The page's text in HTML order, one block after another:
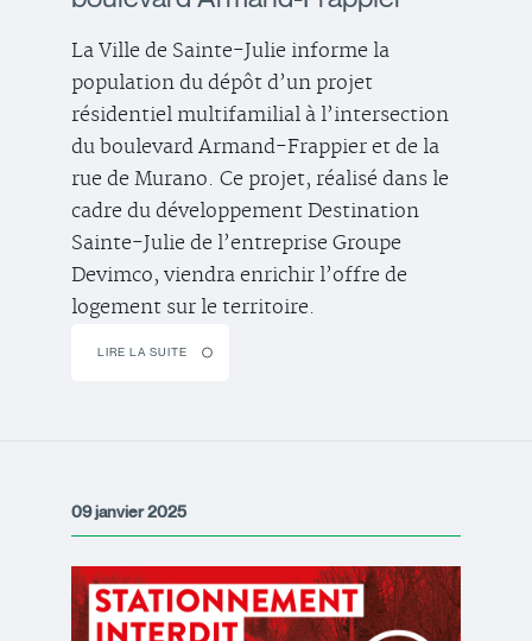
La Ville de Sainte-Julie informe la
population du dépôt d’un projet
résidentiel multifamilial à l’intersection
du boulevard Armand-Frappier et de la
rue de Murano. Ce projet, réalisé dans le
cadre du développement Destination
Sainte-Julie de l’entreprise Groupe
Devimco, viendra enrichir l’offre de
logement sur le territoire.
LIRE LA SUITE
09 janvier 2025